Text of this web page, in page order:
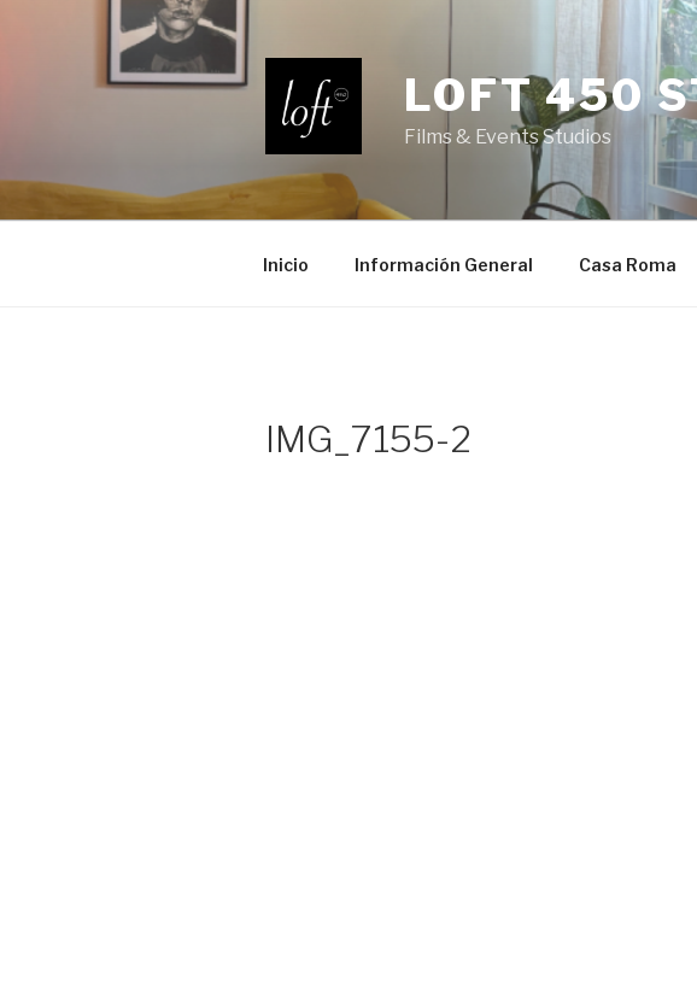
LOFT 450
Films & Events Studios
Inicio Información General Casa Roma
IMG_7155-2